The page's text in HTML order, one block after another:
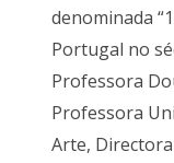
denominada
Portugal no
Professora
Professora
Arte,